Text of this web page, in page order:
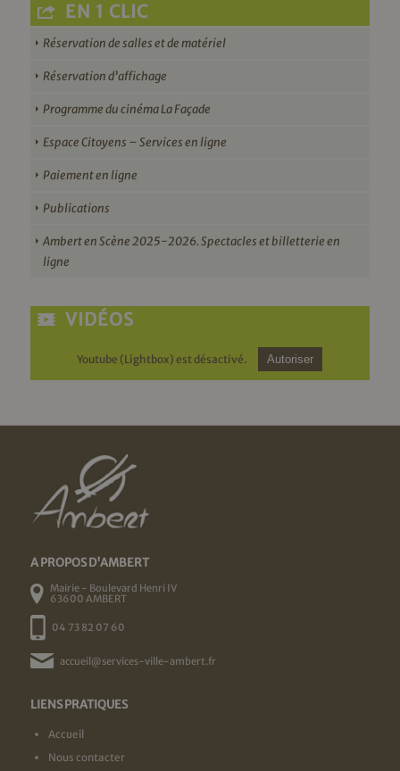
EN 1 CLIC
Réservation de salles et de matériel
Réservation d’affichage
Programme du cinéma La Façade
Espace Citoyens – Services en ligne
Paiement en ligne
Publications
Ambert en Scène 2025-2026. Spectacles et billetterie en
ligne
VIDÉOS
Youtube (Lightbox) est désactivé. Autoriser
A PROPOS D'AMBERT
Mairie - Boulevard Henri IV
63600 AMBERT
04 73 82 07 60
accueil@services-ville-ambert.fr
LIENS PRATIQUES
Accueil
Nous contacter